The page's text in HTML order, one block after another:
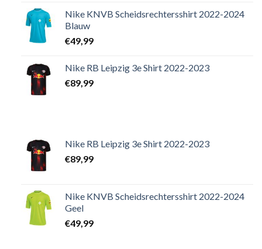
Nike KNVB Scheidsrechtersshirt 2022-2024
Blauw
€49,99
Nike RB Leipzig 3e Shirt 2022-2023
€89,99
Nike RB Leipzig 3e Shirt 2022-2023
€89,99
Nike KNVB Scheidsrechtersshirt 2022-2024
Geel
€49,99